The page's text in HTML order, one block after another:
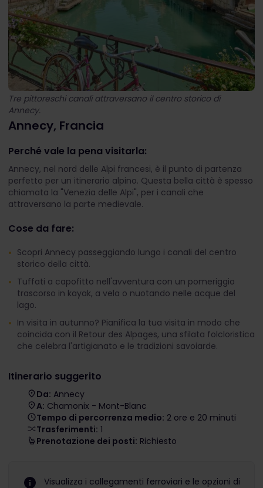
Tre pittoreschi canali attraversano il centro storico di
Annecy.
Annecy, Francia
Perché vale la pena visitarla:
Annecy, nel nord delle Alpi francesi, è il punto di partenza
perfetto per un itinerario alpino. Questa bella città è spesso
chiamata la "Venezia delle Alpi", per i canali che
attraversano la parte medievale.
Cose da fare:
Scopri Annecy passeggiando lungo i canali del centro
storico della città.
Tuffati a capofitto nell'avventura con un pomeriggio
trascorso in kayak, a vela o nuotando nelle acque del
lago.
In visita in autunno? Pianifica la tua visita in modo che
coincida con il Retour des Alpages, una sfilata folcloristica
che celebra l'artigianato e le tradizioni savoiarde.
Itinerario suggerito
Da: Annecy
A: Chamonix - Mont-Blanc
Tempo di percorrenza medio: 2 ore e 20 minuti
Trasferimenti: 1
Prenotazione dei posti: Richiesto
Visualizza i collegamenti ferroviari e le opzioni di